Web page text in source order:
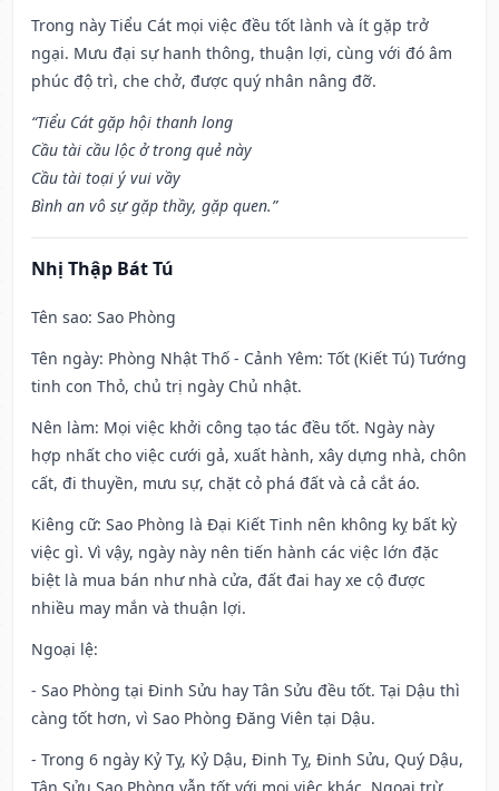
Trong này Tiểu Cát mọi việc đều tốt lành và ít gặp trở
ngại. Mưu đại sự hanh thông, thuận lợi, cùng với đó âm
phúc độ trì, che chở, được quý nhân nâng đỡ.
“Tiểu Cát gặp hội thanh long
Cầu tài cầu lộc ở trong quẻ này
Cầu tài toại ý vui vầy
Bình an vô sự gặp thầy, gặp quen.”
Nhị Thập Bát Tú
Tên sao: Sao Phòng
Tên ngày: Phòng Nhật Thố - Cảnh Yêm: Tốt (Kiết Tú) Tướng
tinh con Thỏ, chủ trị ngày Chủ nhật.
Nên làm: Mọi việc khởi công tạo tác đều tốt. Ngày này
hợp nhất cho việc cưới gả, xuất hành, xây dựng nhà, chôn
cất, đi thuyền, mưu sự, chặt cỏ phá đất và cả cắt áo.
Kiêng cữ: Sao Phòng là Đại Kiết Tinh nên không kỵ bất kỳ
việc gì. Vì vậy, ngày này nên tiến hành các việc lớn đặc
biệt là mua bán như nhà cửa, đất đai hay xe cộ được
nhiều may mắn và thuận lợi.
Ngoại lệ:
- Sao Phòng tại Đinh Sửu hay Tân Sửu đều tốt. Tại Dậu thì
càng tốt hơn, vì Sao Phòng Đăng Viên tại Dậu.
- Trong 6 ngày Kỷ Tỵ, Kỷ Dậu, Đinh Tỵ, Đinh Sửu, Quý Dậu,